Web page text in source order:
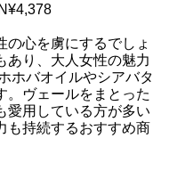
の心を虜にするでしょ
あり、大人女性の魅力
ホバオイルやシアバタ
。ヴェールをまとった
愛用している方が多い
も持続するおすすめ商